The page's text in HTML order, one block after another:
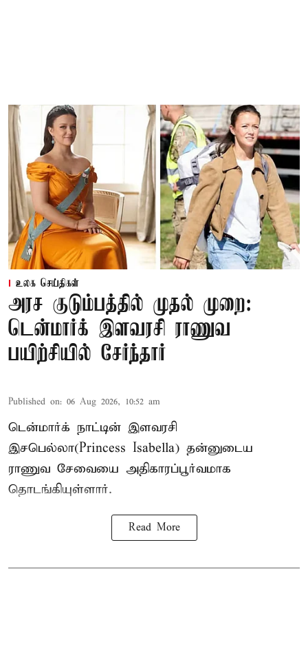
உலக செய்திகள்
அரச குடும்பத்தில் முதல் முறை:
டென்மார்க் இளவரசி ராணுவ
பயிற்சியில் சேர்ந்தார்
Published on: 06 Aug 2026, 10:52 am
டென்மார்க் நாட்டின் இளவரசி
இசபெல்லா(Princess Isabella) தன்னுடைய
ராணுவ சேவையை அதிகாரப்பூர்வமாக
தொடங்கியுள்ளார்.
Read More